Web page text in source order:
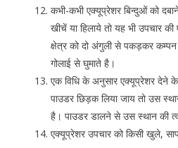
कभी-कभी एक्यूप्रेशर बिन्दुओं को
खीचें या हिलाये तो यह भी उपचार
क्षेत्र को दो अंगुली से पकड़कर कम्पन
गोलाई से घुमाते है।
एक विधि के अनुसार एक्यूप्रेशर देने
पाउडर छिड़क लिया जाय तो उस
है। पाउडर डालने से उस स्थान की
एक्यूप्रेशर उपचार को किसी खुले,